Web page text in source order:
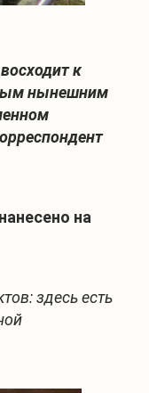
к
нынешним
на
здесь есть